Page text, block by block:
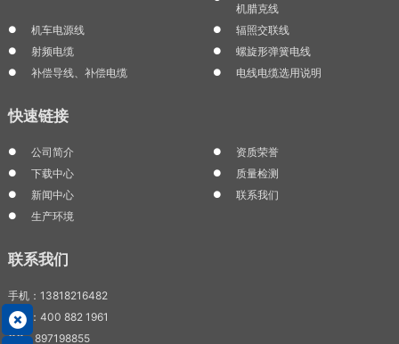
机腊克线
机车电源线
辐照交联线
射频电缆
螺旋形弹簧电线
补偿导线、补偿电缆
电线电缆选用说明
快速链接
公司简介
资质荣誉
下载中心
质量检测
新闻中心
联系我们
生产环境
联系我们
手机：13818216482
电话：400 882 1961
QQ：897198855